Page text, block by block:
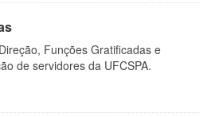
Funções Gratificadas e
de servidores da UFCSPA.